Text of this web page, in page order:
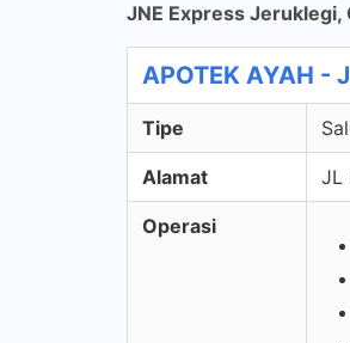
JNE Express Jeruklegi,
APOTEK AYAH -
Tipe
Alamat JL
Operasi